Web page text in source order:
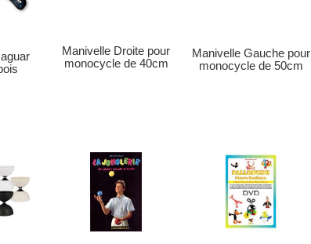
Manivelle Droite pour
monocycle de 40cm
Manivelle Gauche pour
monocycle de 50cm